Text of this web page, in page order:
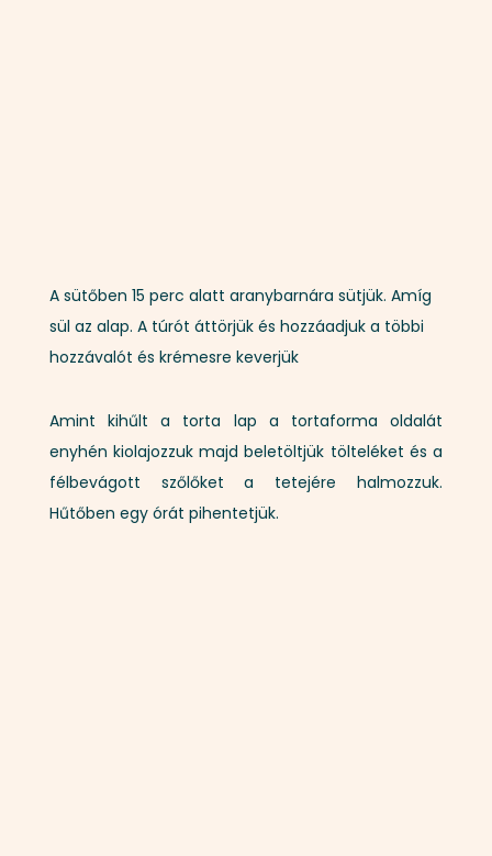
A sütőben 15 perc alatt aranybarnára sütjük. Amíg
sül az alap. A túrót áttörjük és hozzáadjuk a többi
hozzávalót és krémesre keverjük
Amint kihűlt a torta lap a tortaforma oldalát
enyhén kiolajozzuk majd beletöltjük tölteléket és a
félbevágott szőlőket a tetejére halmozzuk.
Hűtőben egy órát pihentetjük.